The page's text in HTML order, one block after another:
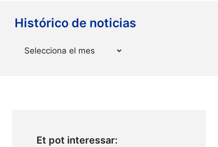
Histórico de noticias
Arxius
Et pot interessar: